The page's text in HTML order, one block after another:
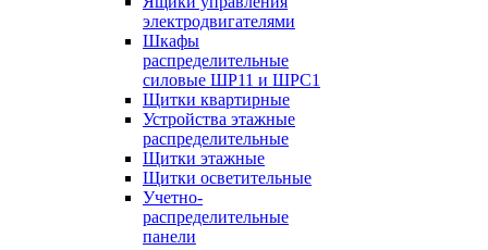
электродвигателями
Шкафы
распределительные
силовые ШР11 и ШРС1
Щитки квартирные
Устройства этажные
распределительные
Щитки этажные
Щитки осветительные
Учетно-
распределительные
панели